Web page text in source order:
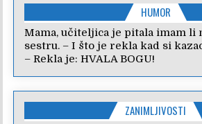
HUMOR
Mama, učiteljica je pitala imam li
sestru. – I što je rekla kad si
– Rekla je: HVALA BOGU!
ZANIMLJIVOSTI